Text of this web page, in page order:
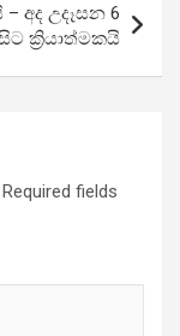
අද උදෑසන 6
ක්‍රියාත්මකයි
Required fields